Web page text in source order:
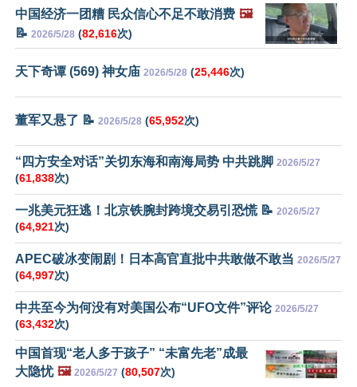
中国经济一团糟 民众信心不足不敢消费 🖼️
📝 2026/5/28 (82,616次)
天下奇谭 (569) 神女庙 2026/5/28 (25,446次)
董军又悬了 📝 2026/5/28 (65,952次)
“四方安全对话”关切东海和南海局势 中共跳脚 2026/5/27
(61,838次)
一兆美元狂逃！北京铁腕封跨境交易引恐慌 📝 2026/5/27
(64,921次)
APEC破冰变闹剧！日本高官直批中共敢做不敢当 2026/5/27
(64,997次)
中共至今为何没有对美国公布“UFO文件”评论 2026/5/27
(63,432次)
中国首现“老人多于孩子” “未富先老”成最
大隐忧 🖼️ 2026/5/27 (80,507次)